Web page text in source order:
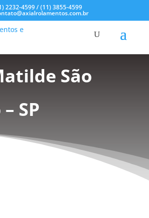
2232-4599 / (11) 3855-4599
de Inox em
São
SP